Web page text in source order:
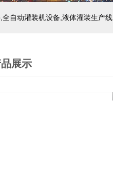
自动灌装机设备,液体灌装生产线
展示